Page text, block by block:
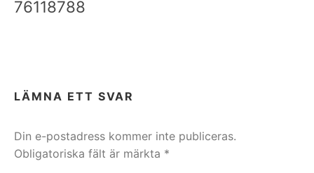
76118788
LÄMNA ETT SVAR
Din e-postadress kommer inte publiceras.
Obligatoriska fält är märkta *